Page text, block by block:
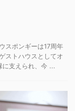
スポンギーは17周年
ストハウスとしてオ
に支えられ、今 ...